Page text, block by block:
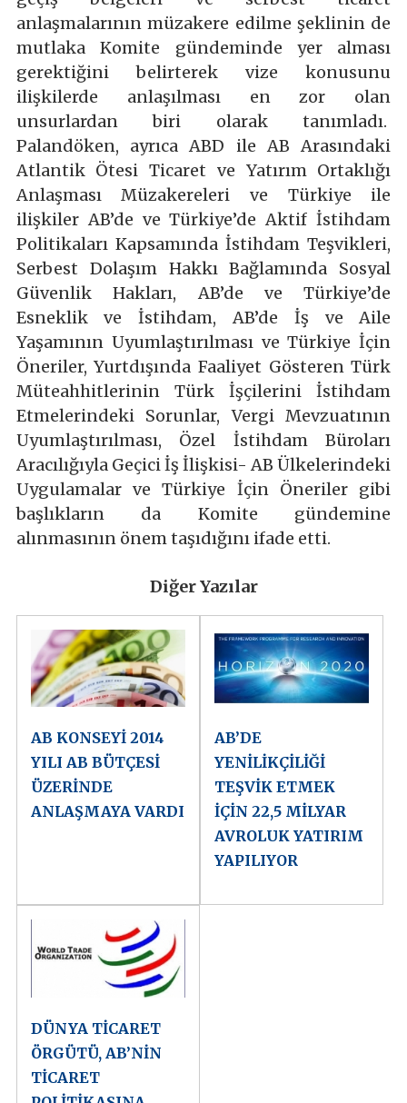
anlaşmalarının müzakere edilme şeklinin de
mutlaka Komite gündeminde yer alması
gerektiğini belirterek vize konusunu
ilişkilerde anlaşılması en zor olan
unsurlardan biri olarak tanımladı.
Palandöken, ayrıca ABD ile AB Arasındaki
Atlantik Ötesi Ticaret ve Yatırım Ortaklığı
Anlaşması Müzakereleri ve Türkiye ile
ilişkiler AB’de ve Türkiye’de Aktif İstihdam
Politikaları Kapsamında İstihdam Teşvikleri,
Serbest Dolaşım Hakkı Bağlamında Sosyal
Güvenlik Hakları, AB’de ve Türkiye’de
Esneklik ve İstihdam, AB’de İş ve Aile
Yaşamının Uyumlaştırılması ve Türkiye İçin
Öneriler, Yurtdışında Faaliyet Gösteren Türk
Müteahhitlerinin Türk İşçilerini İstihdam
Etmelerindeki Sorunlar, Vergi Mevzuatının
Uyumlaştırılması, Özel İstihdam Büroları
Aracılığıyla Geçici İş İlişkisi- AB Ülkelerindeki
Uygulamalar ve Türkiye İçin Öneriler gibi
başlıkların da Komite gündemine
alınmasının önem taşıdığını ifade etti.
Diğer Yazılar
AB KONSEYİ 2014
YILI AB BÜTÇESİ
ÜZERİNDE
ANLAŞMAYA VARDI
AB’DE
YENİLİKÇİLİĞİ
TEŞVİK ETMEK
İÇİN 22,5 MİLYAR
AVROLUK YATIRIM
YAPILIYOR
DÜNYA TİCARET
ÖRGÜTÜ, AB’NİN
TİCARET